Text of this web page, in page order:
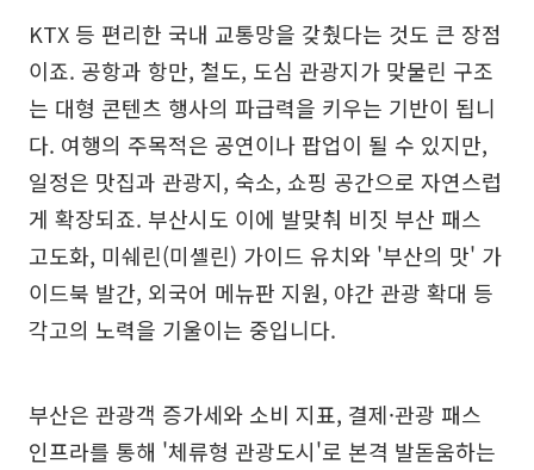
KTX 등 편리한 국내 교통망을 갖췄다는 것도 큰 장점
이죠. 공항과 항만, 철도, 도심 관광지가 맞물린 구조
는 대형 콘텐츠 행사의 파급력을 키우는 기반이 됩니
다. 여행의 주목적은 공연이나 팝업이 될 수 있지만,
일정은 맛집과 관광지, 숙소, 쇼핑 공간으로 자연스럽
게 확장되죠. 부산시도 이에 발맞춰 비짓 부산 패스
고도화, 미쉐린(미셸린) 가이드 유치와 '부산의 맛' 가
이드북 발간, 외국어 메뉴판 지원, 야간 관광 확대 등
각고의 노력을 기울이는 중입니다.
부산은 관광객 증가세와 소비 지표, 결제·관광 패스
인프라를 통해 '체류형 관광도시'로 본격 발돋움하는